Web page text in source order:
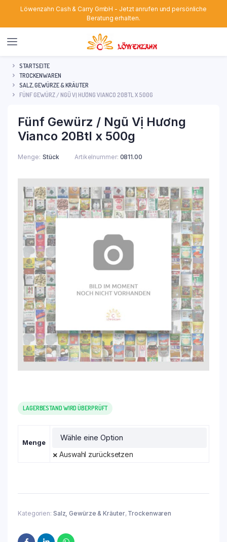
Löwenzahn Cash & Carry GmbH - Jetzt anrufen und persönliche
Beratung erhalten.
STARTSEITE
TROCKENWAREN
SALZ, GEWÜRZE & KRÄUTER
FÜNF GEWÜRZ / NGŨ VỊ HƯƠNG VIANCO 20BTL X 500G
Fünf Gewürz / Ngũ Vị Hương
Vianco 20Btl x 500g
Menge Stück Artikelnummer: 0811.00
LAGERBESTAND WIRD ÜBERPRÜFT
Menge
Auswahl zurücksetzen
Kategorien: Salz, Gewürze & Kräuter, Trockenwaren